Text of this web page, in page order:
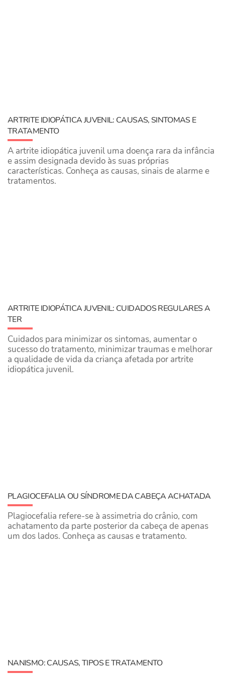
ARTRITE IDIOPÁTICA JUVENIL: CAUSAS, SINTOMAS E
TRATAMENTO
A artrite idiopática juvenil uma doença rara da infância
e assim designada devido às suas próprias
características. Conheça as causas, sinais de alarme e
tratamentos.
ARTRITE IDIOPÁTICA JUVENIL: CUIDADOS REGULARES A
TER
Cuidados para minimizar os sintomas, aumentar o
sucesso do tratamento, minimizar traumas e melhorar
a qualidade de vida da criança afetada por artrite
idiopática juvenil.
PLAGIOCEFALIA OU SÍNDROME DA CABEÇA ACHATADA
Plagiocefalia refere-se à assimetria do crânio, com
achatamento da parte posterior da cabeça de apenas
um dos lados. Conheça as causas e tratamento.
NANISMO: CAUSAS, TIPOS E TRATAMENTO